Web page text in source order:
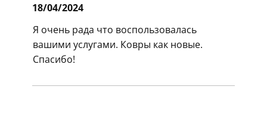
​​Я очень рада что воспользовалась
вашими услугами. Ковры как новые.
Спасибо!
18/04/2024